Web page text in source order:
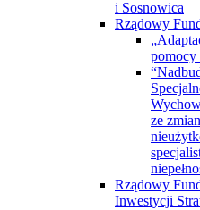
i Sosnowica
Rządowy
pomocy
ze
Rządowy
Inwestycji